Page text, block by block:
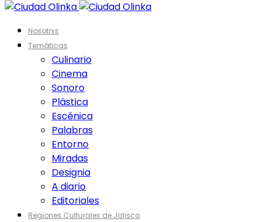
Nosotrxs
Temáticas
Culinario
Cinema
Sonoro
Plástica
Escénica
Palabras
Entorno
Miradas
Designia
A diario
Editoriales
Regiones Culturales de Jalisco